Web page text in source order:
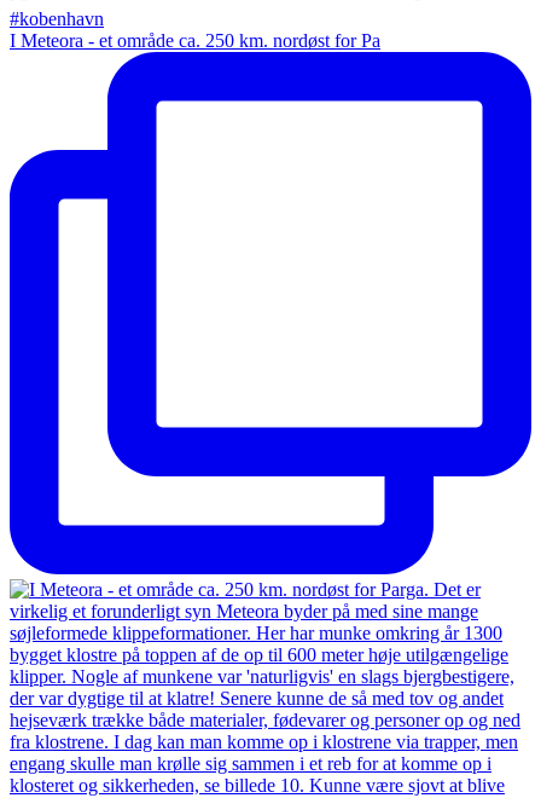
I Meteora - et område ca. 250 km. nordøst for Pa